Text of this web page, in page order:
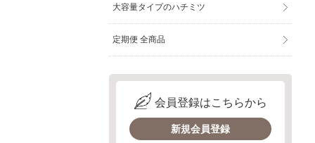
大容量タイプのハチミツ
定期便 全商品
会員登録はこちらから
新規会員登録